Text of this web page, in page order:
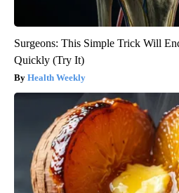
Surgeons: This Simple Trick Will
Quickly (Try It)
Health Weekly